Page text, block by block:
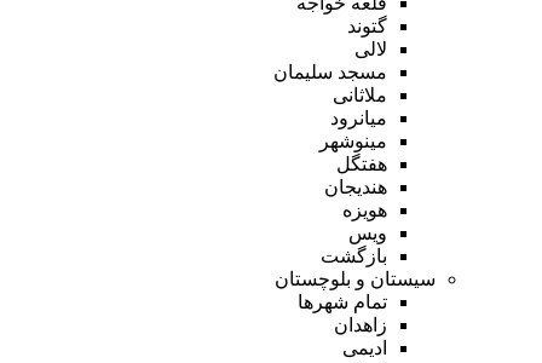
گتوند
لالی
مسجد سلیمان
ملاثانی
میانرود
مینوشهر
هفتگل
هندیجان
هویزه
ویس
بازگشت
سیستان و بلوچستان
تمام شهر‌ها
زاهدان
ادیمی